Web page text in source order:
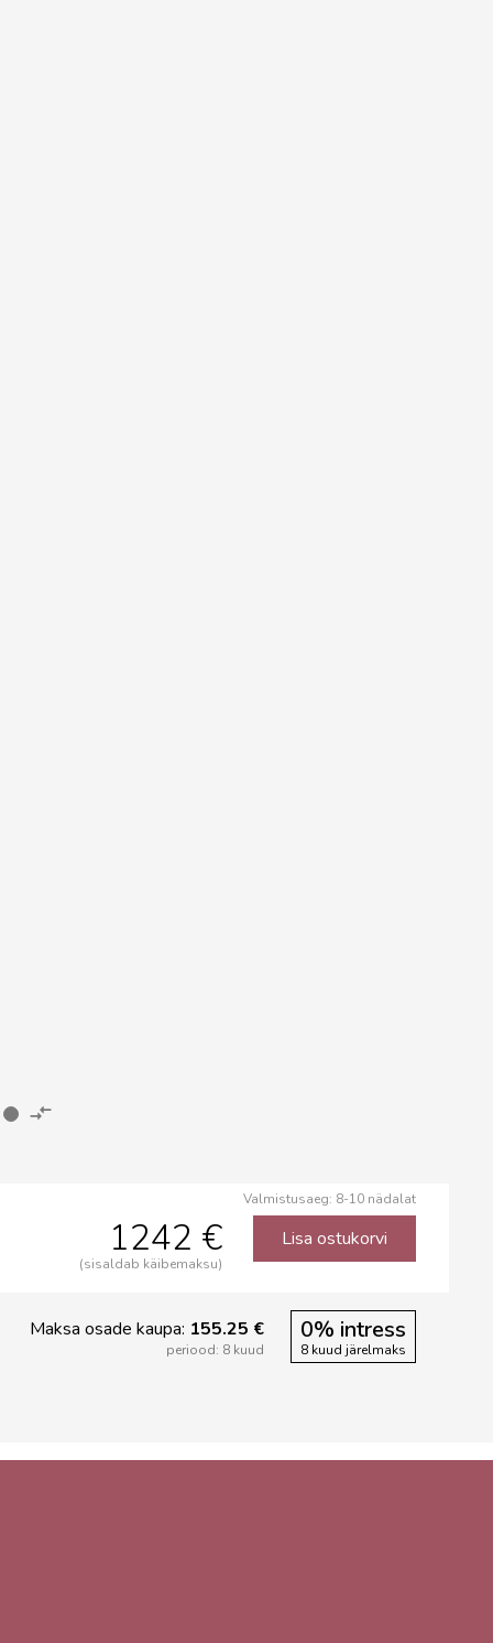
1242 €
(sisaldab käibemaksu)
Valmistusaeg: 8-10 nädalat
Lisa ostukorvi
Maksa osade kaupa: 155.25 €
periood: 8 kuud
0% intress
8 kuud järelmaks